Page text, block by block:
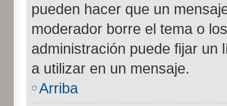
pueden hacer que un
moderador borre el tema o
administración puede fijar un
a utilizar en un mensaje.
Arriba